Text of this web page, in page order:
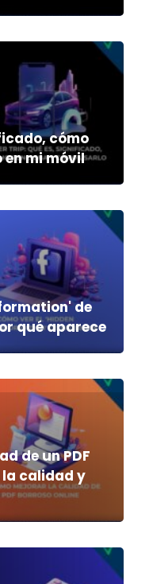
cómo
mi móvil
de
qué aparece
de un PDF
la calidad y